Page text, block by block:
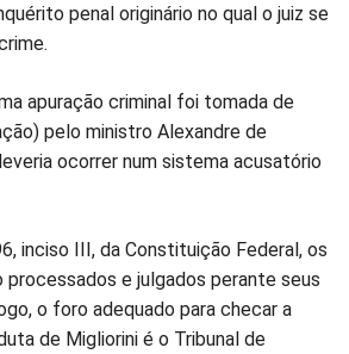
penal originário no qual o juiz se
apuração criminal foi tomada de
pelo ministro Alexandre de
ocorrer num sistema acusatório
inciso III, da Constituição Federal, os
processados e julgados perante seus
o foro adequado para checar a
de Migliorini é o Tribunal de